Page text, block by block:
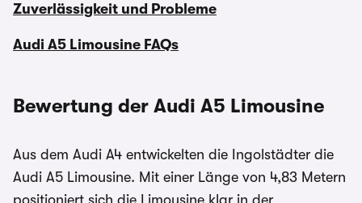
Zuverlässigkeit und Probleme
Audi A5 Limousine FAQs
Bewertung der Audi A5 Limousine
Aus dem Audi A4 entwickelten die Ingolstädter die
Audi A5 Limousine. Mit einer Länge von 4,83 Metern
positioniert sich die Limousine klar in der